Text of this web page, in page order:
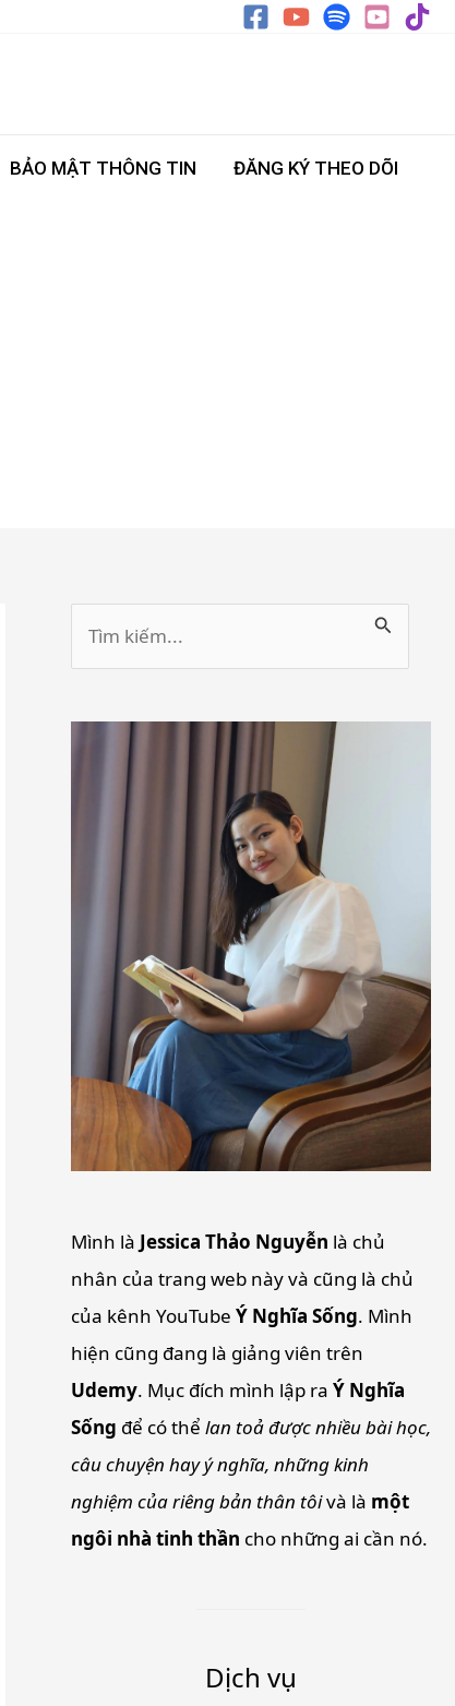
BẢO MẬT THÔNG TIN ĐĂNG KÝ THEO DÕI
Mình là Jessica Thảo Nguyễn là chủ
nhân của trang web này và cũng là chủ
của kênh YouTube Ý Nghĩa Sống. Mình
hiện cũng đang là giảng viên trên
Udemy. Mục đích mình lập ra Ý Nghĩa
Sống để có thể lan toả được nhiều bài học,
câu chuyện hay ý nghĩa, những kinh
nghiệm của riêng bản thân tôivà là một
ngôi nhà tinh thần cho những ai cần nó.
Dịch vụ